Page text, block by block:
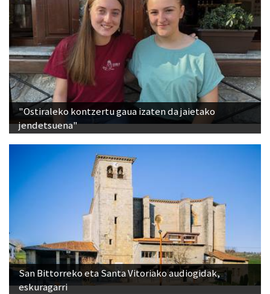
"Ostiraleko kontzertu gaua izaten da jaietako
jendetsuena"
San Bittorreko eta Santa Vitoriako audiogidak,
eskuragarri